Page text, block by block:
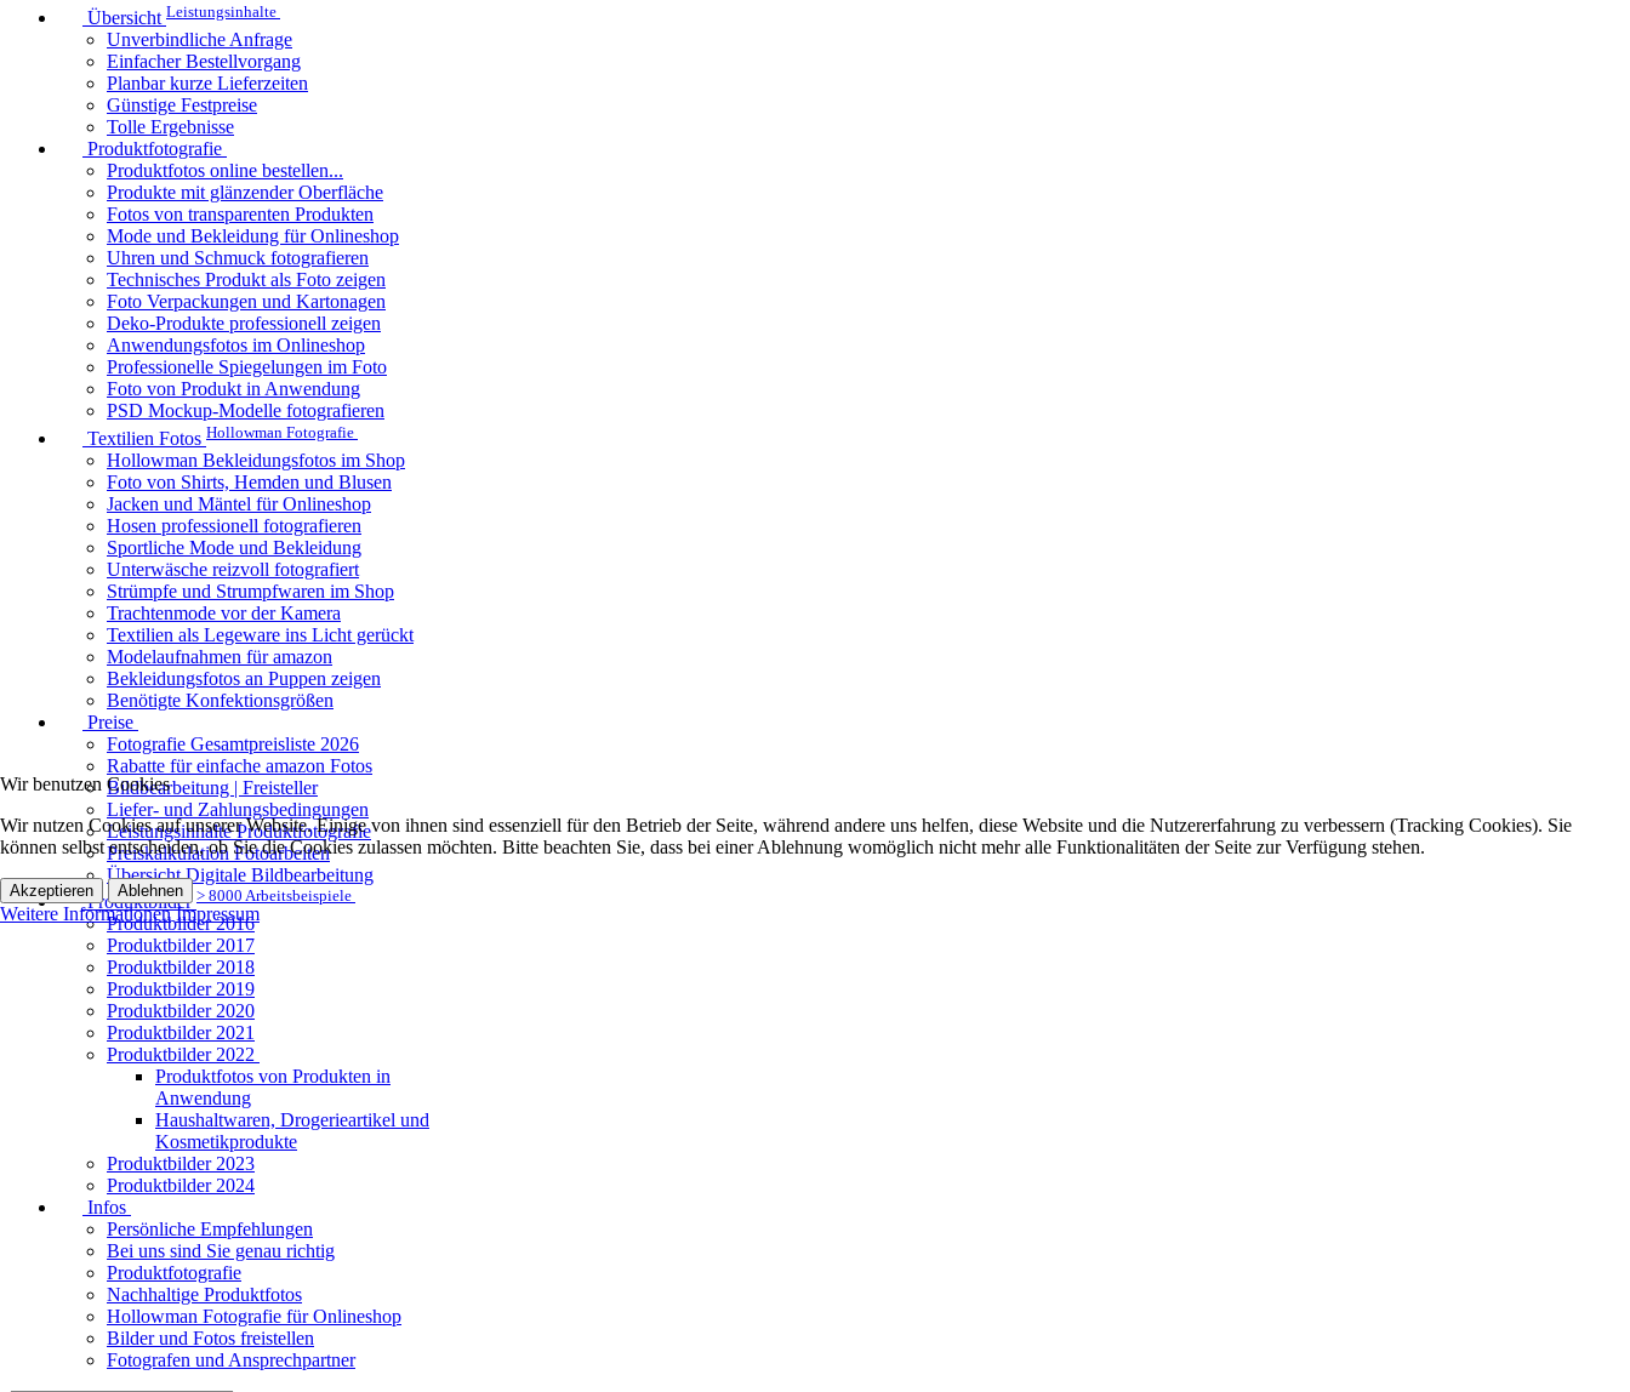
Übersicht Leistungsinhalte
Unverbindliche Anfrage
Einfacher Bestellvorgang
Planbar kurze Lieferzeiten
Günstige Festpreise
Tolle Ergebnisse
Produktfotografie
Produktfotos online bestellen...
Produkte mit glänzender Oberfläche
Fotos von transparenten Produkten
Mode und Bekleidung für Onlineshop
Uhren und Schmuck fotografieren
Technisches Produkt als Foto zeigen
Foto Verpackungen und Kartonagen
Deko-Produkte professionell zeigen
Anwendungsfotos im Onlineshop
Professionelle Spiegelungen im Foto
Foto von Produkt in Anwendung
PSD Mockup-Modelle fotografieren
Textilien Fotos Hollowman Fotografie
Hollowman Bekleidungsfotos im Shop
Foto von Shirts, Hemden und Blusen
Jacken und Mäntel für Onlineshop
Hosen professionell fotografieren
Sportliche Mode und Bekleidung
Unterwäsche reizvoll fotografiert
Strümpfe und Strumpfwaren im Shop
Trachtenmode vor der Kamera
Textilien als Legeware ins Licht gerückt
Modelaufnahmen für amazon
Bekleidungsfotos an Puppen zeigen
Benötigte Konfektionsgrößen
Preise
Fotografie Gesamtpreisliste 2026
Rabatte für einfache amazon Fotos
Bildbearbeitung | Freisteller
Liefer- und Zahlungsbedingungen
Leistungsinhalte Produktfotografie
Preiskalkulation Fotoarbeiten
Übersicht Digitale Bildbearbeitung
Produktbilder > 8000 Arbeitsbeispiele
Produktbilder 2016
Produktbilder 2017
Produktbilder 2018
Produktbilder 2019
Produktbilder 2020
Produktbilder 2021
Produktbilder 2022
Produktfotos von Produkten in
Anwendung
Haushaltwaren, Drogerieartikel und
Kosmetikprodukte
Produktbilder 2023
Produktbilder 2024
Infos
Persönliche Empfehlungen
Bei uns sind Sie genau richtig
Produktfotografie
Nachhaltige Produktfotos
Hollowman Fotografie für Onlineshop
Bilder und Fotos freistellen
Fotografen und Ansprechpartner
Wir benutzen Cookies
Wir nutzen Cookies auf unserer Website. Einige von ihnen sind essenziell für den Betrieb der Seite, während andere uns helfen, diese Website und die Nutzererfahrung zu verbessern (Tracking Cookies). Sie
können selbst entscheiden, ob Sie die Cookies zulassen möchten. Bitte beachten Sie, dass bei einer Ablehnung womöglich nicht mehr alle Funktionalitäten der Seite zur Verfügung stehen.
Akzeptieren Ablehnen
Weitere Informationen Impressum